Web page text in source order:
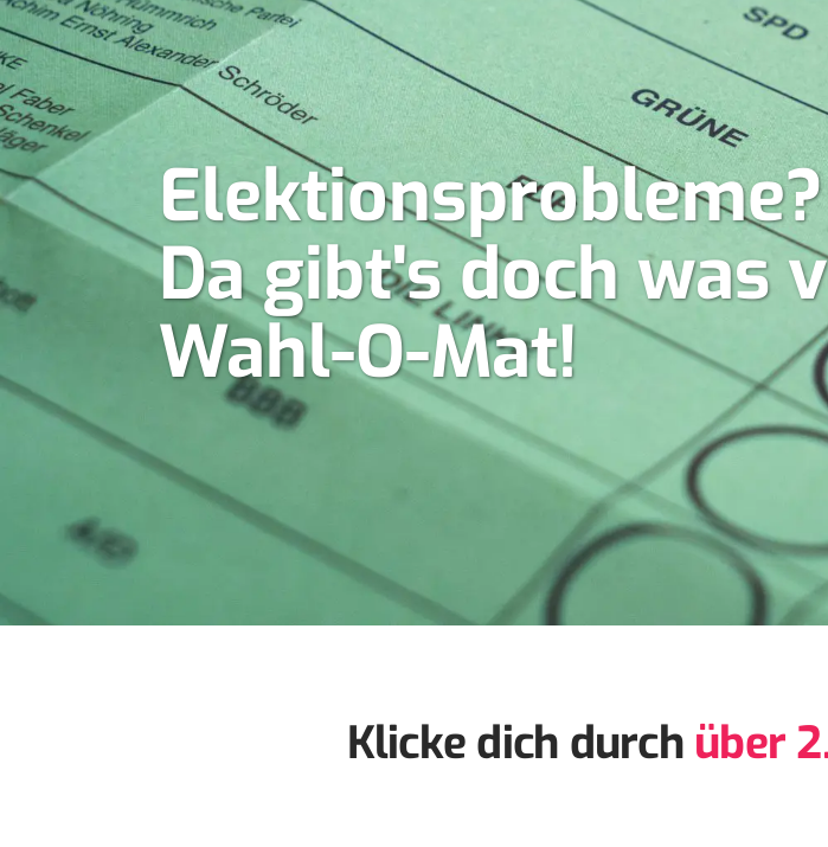
Elektionsprobleme?
Da gibt's doch was
Wahl-O-Mat!
Klicke dich durch über